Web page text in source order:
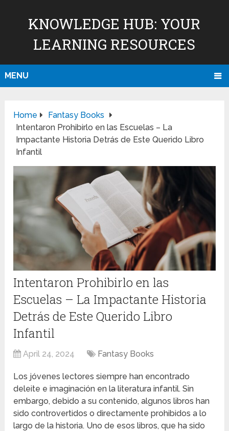
KNOWLEDGE HUB: YOUR
LEARNING RESOURCES
MENU
Home
Fantasy Books
Intentaron Prohibirlo en las Escuelas – La
Impactante Historia Detrás de Este Querido Libro
Infantil
Intentaron Prohibirlo en las
Escuelas – La Impactante Historia
Detrás de Este Querido Libro
Infantil
April 24, 2024 Fantasy Books
Los jóvenes lectores siempre han encontrado
deleite e imaginación en la literatura infantil. Sin
embargo, debido a su contenido, algunos libros han
sido controvertidos o directamente prohibidos a lo
largo de la historia. Uno de esos libros, que ha sido